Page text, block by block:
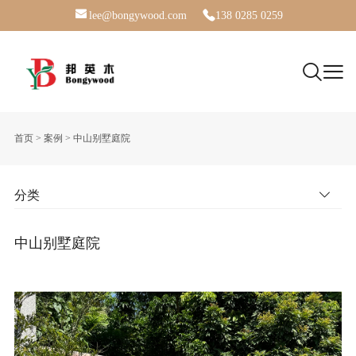
lee@bongywood.com 138 0285 0259
首页> 案例 > 中山别墅庭院
分类
中山别墅庭院